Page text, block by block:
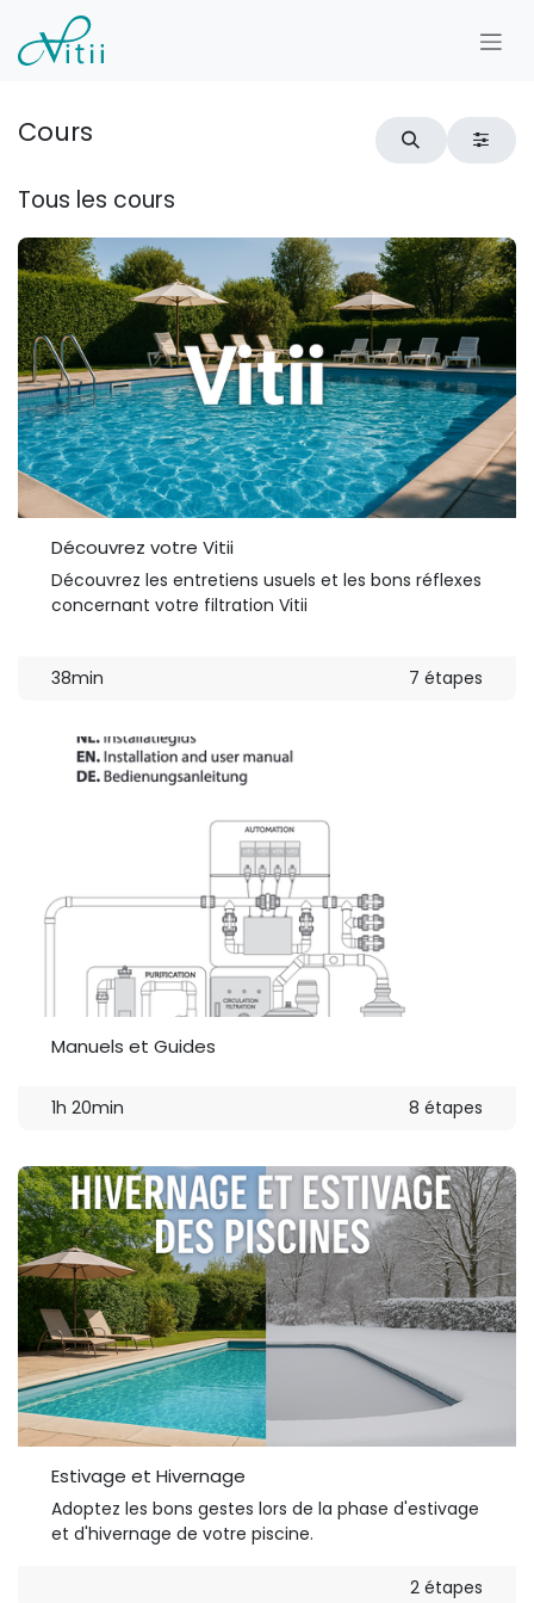
Se rendre au contenu
Cours
Tous les cours
Découvrez votre Vitii
Découvrez les entretiens usuels et les bons réflexes
concernant votre filtration Vitii
38min 7 étapes
Manuels et Guides
1h 20min 8 étapes
Estivage et Hivernage
Adoptez les bons gestes lors de la phase d'estivage
et d'hivernage de votre piscine.
2 étapes